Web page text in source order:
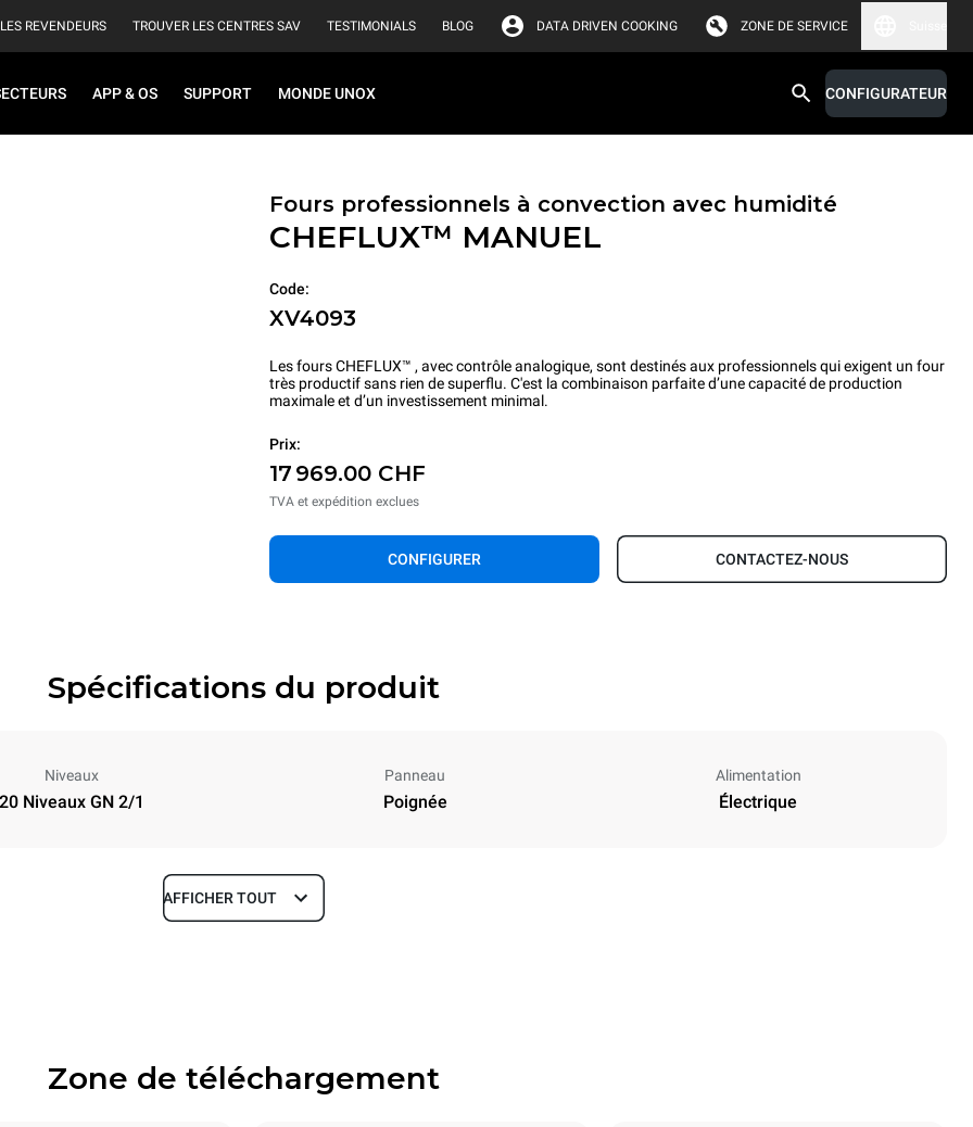
REVENDEURS TROUVER LES CENTRES SAV TESTIMONIALS BLOG DATA DRIVEN COOKING ZONE DE SERVICE
APP & OS SUPPORT MONDE UNOX CONFIGURATEUR
Fours professionnels à convection avec humidité
CHEFLUX™ MANUEL
Code:
XV4093
Les fours CHEFLUX™ , avec contrôle analogique, sont destinés aux professionnels qui exigent un four
très productif sans rien de superflu. C'est la combinaison parfaite d’une capacité de production
maximale et d’un investissement minimal.
Prix:
17 969.00 CHF
TVA et expédition exclues
CONFIGURER CONTACTEZ-NOUS
Spécifications du produit
Niveaux
20 Niveaux GN 2/1
Panneau
Poignée
Alimentation
Électrique
Profondeur
Taille de la plaque
AFFICHER TOUT
Zone de téléchargement